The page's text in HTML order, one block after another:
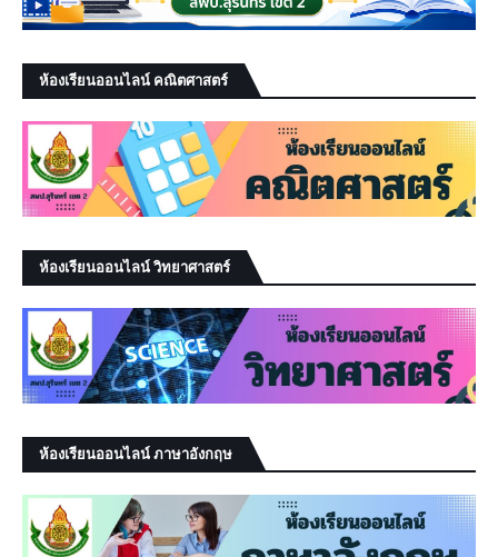
ห้องเรียนออนไลน์ คณิตศาสตร์
ห้องเรียนออนไลน์ วิทยาศาสตร์
ห้องเรียนออนไลน์ ภาษาอังกฤษ